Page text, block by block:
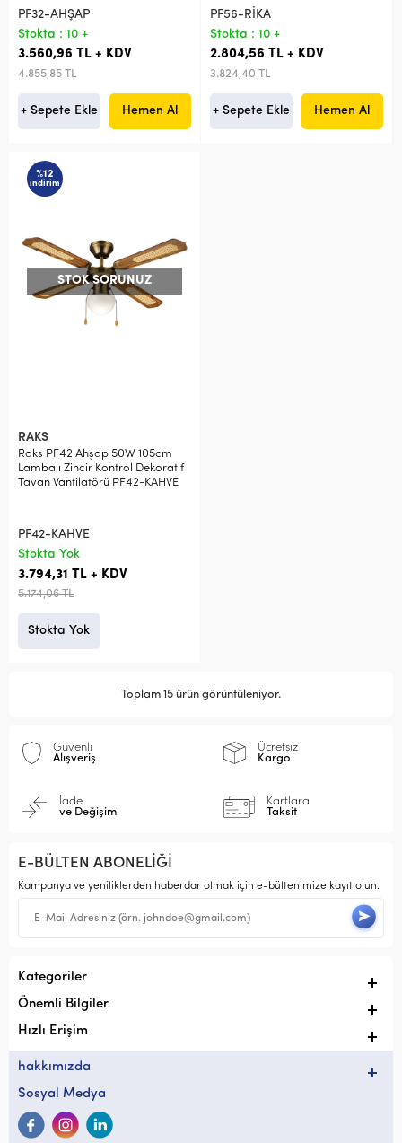
PF32-AHŞAP
Stokta : 10 +
3.560,96 TL + KDV
4.855,85 TL
+ Sepete Ekle Hemen Al
PF56-RİKA
Stokta : 10 +
2.804,56 TL + KDV
3.824,40 TL
+ Sepete Ekle Hemen Al
%12
indirim
STOK SORUNUZ
RAKS
Raks PF42 Ahşap 50W 105cm
Lambalı Zincir Kontrol Dekoratif
Tavan Vantilatörü PF42-KAHVE
PF42-KAHVE
Stokta Yok
3.794,31 TL + KDV
5.174,06 TL
Stokta Yok
Toplam 15 ürün görüntüleniyor.
Güvenli
Alışveriş
Ücretsiz
Kargo
İade
ve Değişim
Kartlara
Taksit
E-BÜLTEN ABONELİĞİ
Kampanya ve yeniliklerden haberdar olmak için e-bültenimize kayıt olun.
Kategoriler
Önemli Bilgiler
Hızlı Erişim
hakkımızda
Sosyal Medya